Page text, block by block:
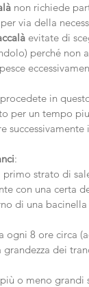
non richiede
via della
evitate di
perché non
in
per un tempo
:
primo strato di
con una certa
di una
ogni 8 ore circa
dei
o meno